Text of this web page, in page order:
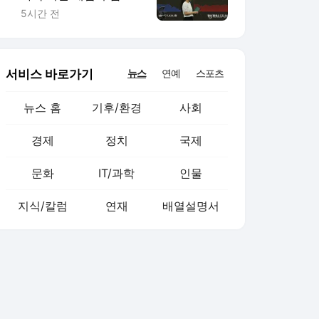
선' 영향
5시간 전
서비스 바로가기 뉴스 연예 스포츠
뉴스 홈 기후/환경 사회
경제 정치 국제
문화 IT/과학 인물
지식/칼럼 연재 배열설명서